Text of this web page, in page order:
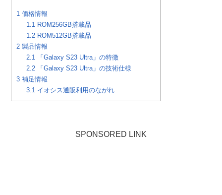
1 価格情報
1.1 ROM256GB搭載品
1.2 ROM512GB搭載品
2 製品情報
2.1 「Galaxy S23 Ultra」の特徴
2.2 「Galaxy S23 Ultra」の技術仕様
3 補足情報
3.1 イオシス通販利用のながれ
SPONSORED LINK